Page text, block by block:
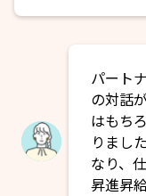
パート
の対話
はもち
りまし
なり、
昇進昇